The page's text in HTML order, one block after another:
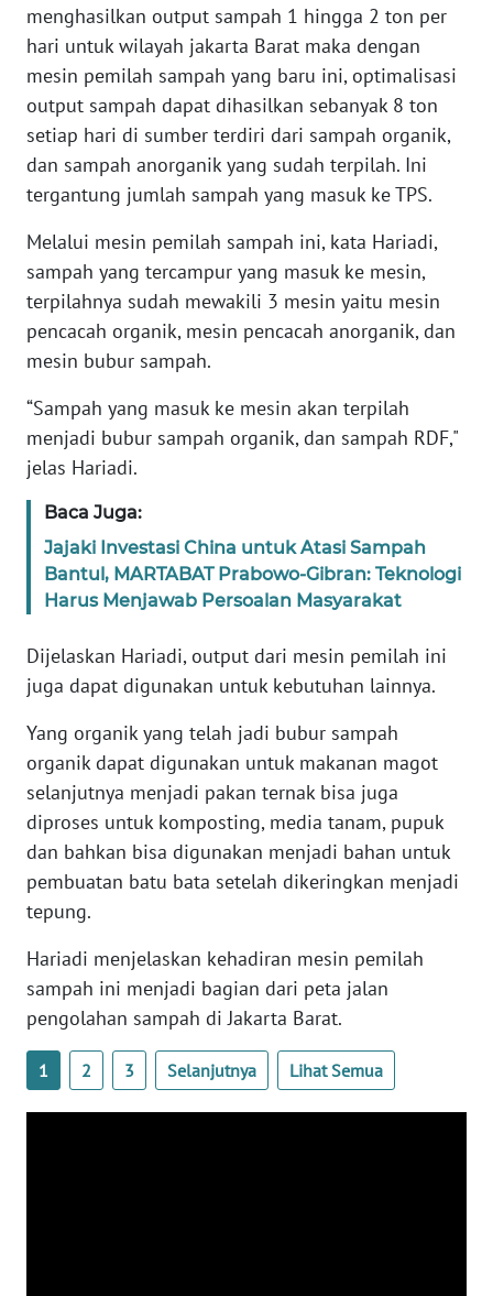
menghasilkan output sampah 1 hingga 2 ton per
hari untuk wilayah jakarta Barat maka dengan
mesin pemilah sampah yang baru ini, optimalisasi
output sampah dapat dihasilkan sebanyak 8 ton
setiap hari di sumber terdiri dari sampah organik,
dan sampah anorganik yang sudah terpilah. Ini
tergantung jumlah sampah yang masuk ke TPS.
Melalui mesin pemilah sampah ini, kata Hariadi,
sampah yang tercampur yang masuk ke mesin,
terpilahnya sudah mewakili 3 mesin yaitu mesin
pencacah organik, mesin pencacah anorganik, dan
mesin bubur sampah.
“Sampah yang masuk ke mesin akan terpilah
menjadi bubur sampah organik, dan sampah RDF,"
jelas Hariadi.
Baca Juga:
Jajaki Investasi China untuk Atasi Sampah
Bantul, MARTABAT Prabowo-Gibran: Teknologi
Harus Menjawab Persoalan Masyarakat
Dijelaskan Hariadi, output dari mesin pemilah ini
juga dapat digunakan untuk kebutuhan lainnya.
Yang organik yang telah jadi bubur sampah
organik dapat digunakan untuk makanan magot
selanjutnya menjadi pakan ternak bisa juga
diproses untuk komposting, media tanam, pupuk
dan bahkan bisa digunakan menjadi bahan untuk
pembuatan batu bata setelah dikeringkan menjadi
tepung.
Hariadi menjelaskan kehadiran mesin pemilah
sampah ini menjadi bagian dari peta jalan
pengolahan sampah di Jakarta Barat.
1 2 3 Selanjutnya Lihat Semua
WN
SULTRA
WN
NTB
WN
WN
SULBAR
WN
WN
SUMBAR
WN
SUMSEL
WN
WN
WN
JATENG
WN
NUSANTARA
JOGJA
WN
JATIM
WN
BALI